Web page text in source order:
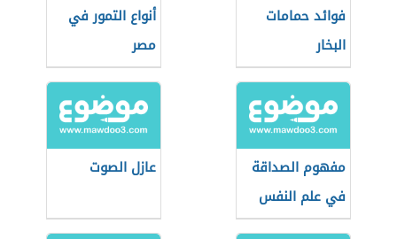
فوائد حمامات
البخار
أنواع التمور في
مصر
مفهوم الصداقة
في علم النفس
عازل الصوت